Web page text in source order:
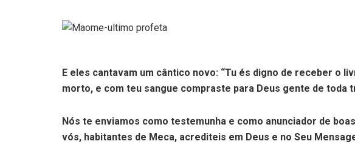
E eles cantavam um cântico novo: “Tu és digno de receber o
morto, e com teu sangue compraste para Deus gente de toda
Nós te enviamos como testemunha e como anunciador de
vós, habitantes de Meca, acrediteis em Deus e no Seu